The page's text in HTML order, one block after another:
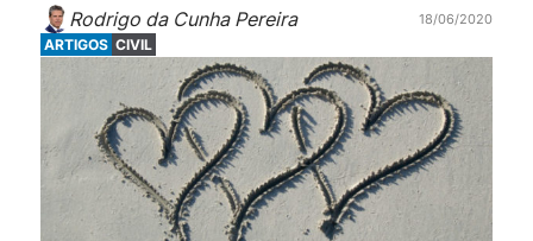
Rodrigo da Cunha Pereira
18/06/2020
ARTIGOS CIVIL